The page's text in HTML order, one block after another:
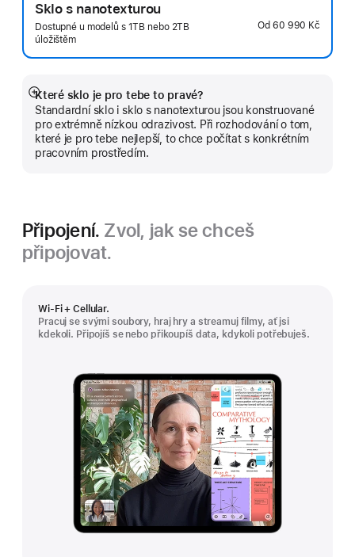
Sklo s nanotexturou
Dostupné u modelů s 1TB nebo 2TB
úložištěm
Od60 990 Kč
Které sklo je pro tebe to pravé?
Standardní sklo i sklo s nanotexturou jsou konstruované
pro extrémně nízkou odrazivost. Při rozhodování o tom,
které je pro tebe nejlepší, to chce počítat s konkrétním
pracovním prostředím.
Zobrazit
více
Připojení. Zvol, jak se chceš
připojovat.
Wi‑Fi + Cellular.
Pracuj se svými soubory, hraj hry a streamuj filmy, ať jsi
kdekoli. Připojíš se nebo přikoupíš data, kdykoli potřebuješ.